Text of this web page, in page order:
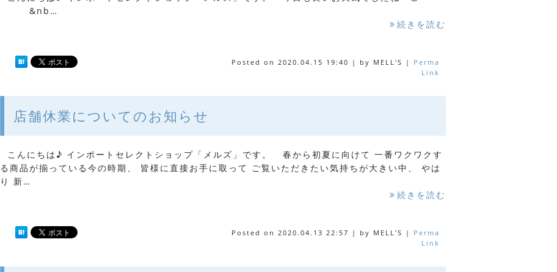
&nb…
続きを読む
Posted on 2020.04.15 19:40 | by MELL'S | Perma
Link
店舗休業についてのお知らせ
こんにちは♪ インポートセレクトショップ「メルズ」です。 春から初夏に向けて 一番ワクワクす
る商品が揃っている今の時期、 皆様に直接お手に取って ご覧いただきたい気持ちが大きい中、 やは
り 新…
続きを読む
Posted on 2020.04.13 22:57 | by MELL'S | Perma
Link